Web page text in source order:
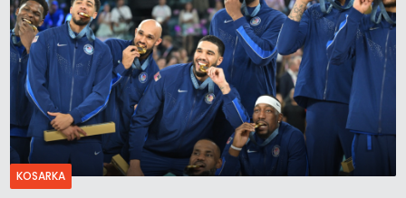
KOSARKA